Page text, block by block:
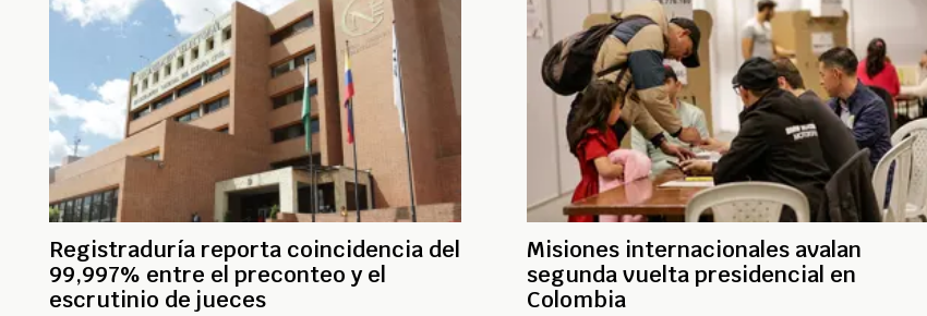
Registraduría reporta coincidencia del
99,997% entre el preconteo y el
escrutinio de jueces
Misiones internacionales avalan
segunda vuelta presidencial en
Colombia